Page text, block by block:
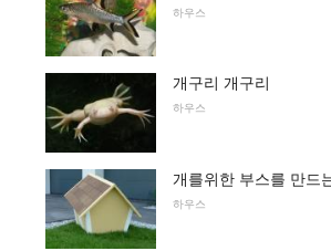
하우스
개구리 개구리
하우스
개를위한 부스를 만드
하우스